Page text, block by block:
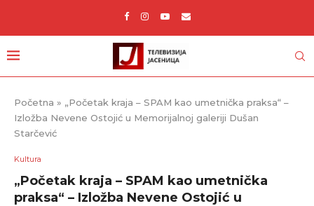
Početna » „Početak kraja – SPAM kao umetnička praksa“ –
Izložba Nevene Ostojić u Memorijalnoj galeriji Dušan
Starčević
Kultura
„Početak kraja – SPAM kao umetnička
praksa“ – Izložba Nevene Ostojić u